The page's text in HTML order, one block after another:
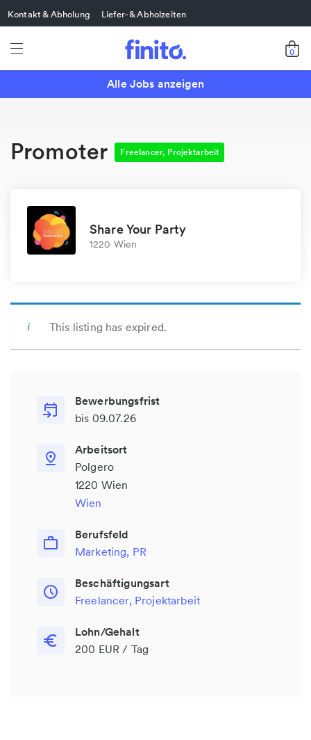
Kontakt & Abholung Liefer- & Abholzeiten
0
Alle Jobs anzeigen
Promoter Freelancer, Projektarbeit
Share Your Party
1220 Wien
This listing has expired.
Bewerbungsfrist
bis 09.07.26
Arbeitsort
Polgero
1220 Wien
Wien
Berufsfeld
Marketing, PR
Beschäftigungsart
Freelancer, Projektarbeit
Lohn/Gehalt
200 EUR / Tag